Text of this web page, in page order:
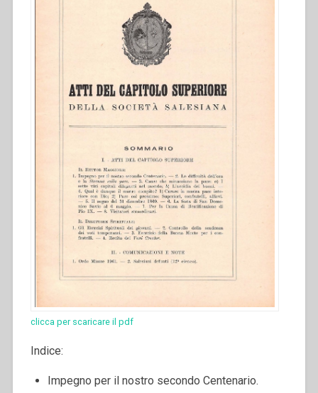
clicca per scaricare il pdf
Indice:
Impegno per il nostro secondo Centenario.